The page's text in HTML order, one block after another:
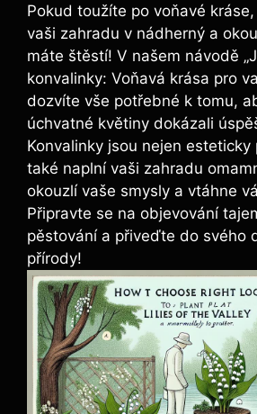
Pokud toužíte po voňavé
vaši zahradu v nádherný a
máte štěstí! V našem návodě
konvalinky: Voňavá krása pro
dozvíte vše potřebné k tomu,
úchvatné květiny dokázali
Konvalinky jsou nejen esteticky
také naplní vaši zahradu
okouzlí vaše smysly a vtáhne
Připravte se na objevování
pěstování a přiveďte do svého
přírody!